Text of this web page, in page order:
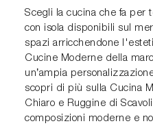
Scegli la cucina che fa per
con isola disponibili sul
spazi arricchendone
Cucine Moderne della
un’ampia
scopri di più sulla Cucina
Chiaro e Ruggine di
composizioni moderne e